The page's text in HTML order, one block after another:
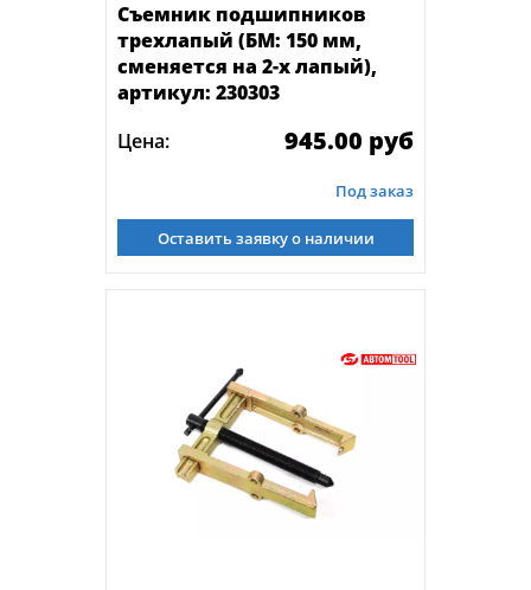
Съемник подшипников
трехлапый (БМ: 150 мм,
сменяется на 2-х лапый),
артикул: 230303
Цена:
945.00 руб
Под заказ
Оставить заявку о наличии